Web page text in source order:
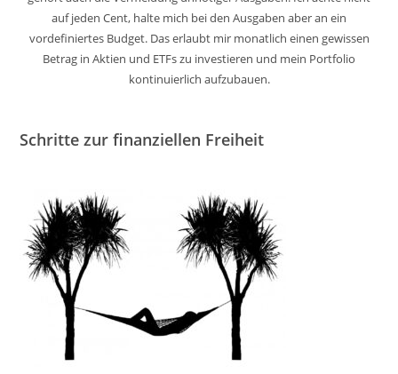
auf jeden Cent, halte mich bei den Ausgaben aber an ein
vordefiniertes Budget. Das erlaubt mir monatlich einen gewissen
Betrag in Aktien und ETFs zu investieren und mein Portfolio
kontinuierlich aufzubauen.
Schritte zur finanziellen Freiheit